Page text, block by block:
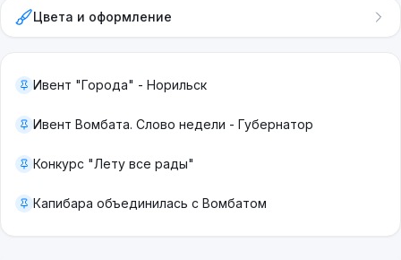
Цвета и оформление
Ивент "Города" - Норильск
Ивент Вомбата. Слово недели - Губернатор
Конкурс "Лету все рады"
Капибара объединилась с Вомбатом